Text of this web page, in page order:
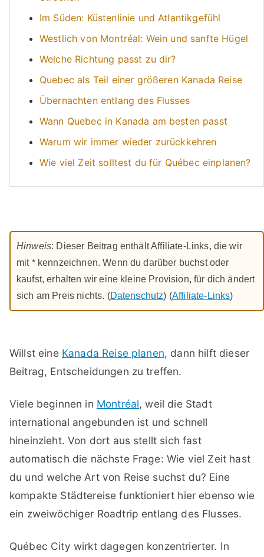
Im Süden: Küstenlinie und Atlantikgefühl
Westlich von Montréal: Wein und sanfte Hügel
Welche Richtung passt zu dir?
Quebec als Teil einer größeren Kanada Reise
Übernachten entlang des Flusses
Wann Quebec in Kanada am besten passt
Warum wir immer wieder zurückkehren
Wie viel Zeit solltest du für Québec einplanen?
Hinweis: Dieser Beitrag enthält Affiliate-Links, die wir
mit * kennzeichnen. Wenn du darüber buchst oder
kaufst, erhalten wir eine kleine Provision, für dich ändert
sich am Preis nichts. (Datenschutz) (Affiliate-Links)
Willst eine Kanada Reise planen, dann hilft dieser
Beitrag, Entscheidungen zu treffen.
Viele beginnen in Montréal, weil die Stadt
international angebunden ist und schnell
hineinzieht. Von dort aus stellt sich fast
automatisch die nächste Frage: Wie viel Zeit hast
du und welche Art von Reise suchst du? Eine
kompakte Städtereise funktioniert hier ebenso wie
ein zweiwöchiger Roadtrip entlang des Flusses.
Québec City wirkt dagegen konzentrierter. In